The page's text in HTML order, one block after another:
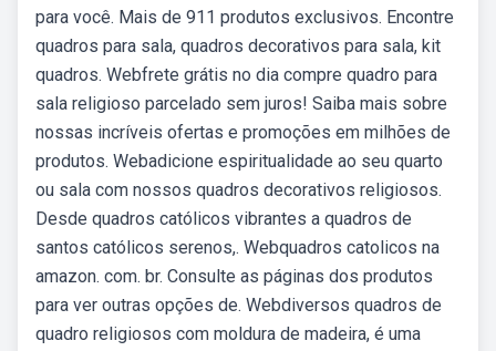
para você. Mais de 911 produtos exclusivos. Encontre
quadros para sala, quadros decorativos para sala, kit
quadros. Webfrete grátis no dia compre quadro para
sala religioso parcelado sem juros! Saiba mais sobre
nossas incríveis ofertas e promoções em milhões de
produtos. Webadicione espiritualidade ao seu quarto
ou sala com nossos quadros decorativos religiosos.
Desde quadros católicos vibrantes a quadros de
santos católicos serenos,. Webquadros catolicos na
amazon. com. br. Consulte as páginas dos produtos
para ver outras opções de. Webdiversos quadros de
quadro religiosos com moldura de madeira, é uma